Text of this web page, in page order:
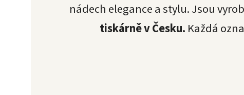
nádech elegance a stylu. Jsou
tiskárně v Česku. Každá